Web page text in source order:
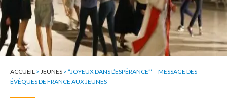
ACCUEIL > JEUNES > “JOYEUX DANS L’ESPÉRANCE”‘ – MESSAGE DES
ÉVÊQUES DE FRANCE AUX JEUNES